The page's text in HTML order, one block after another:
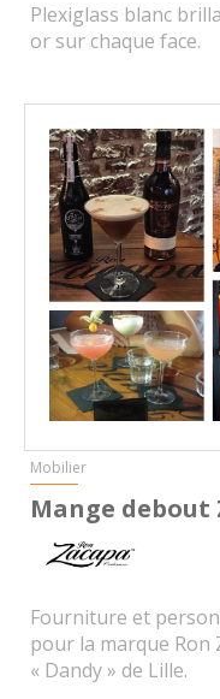
Plexiglass blanc
or sur chaque face.
Mobilier
Mange debout
Fourniture et
pour la marque Ron
« Dandy » de Lille.